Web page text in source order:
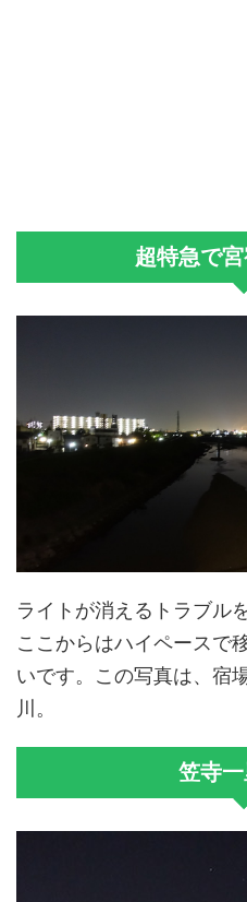
超特急で
ライトが消えるトラブル
ここからはハイペースで
いです。この写真は、宿
川。
笠寺